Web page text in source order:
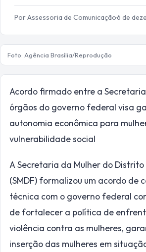
Por Assessoria de Comunicação·6 de
Foto: Agência Brasília/Reprodução
Acordo firmado entre a
órgãos do governo federal visa
autonomia econômica para
vulnerabilidade social
A Secretaria da Mulher do
(SMDF) formalizou um acordo de
técnica com o governo federal
de fortalecer a política de
violência contra as mulheres,
inserção das mulheres em